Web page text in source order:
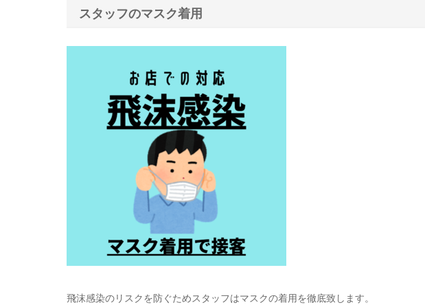
スタッフのマスク着用
飛沫感染のリスクを防ぐためスタッフはマスクの着用を徹底致します。